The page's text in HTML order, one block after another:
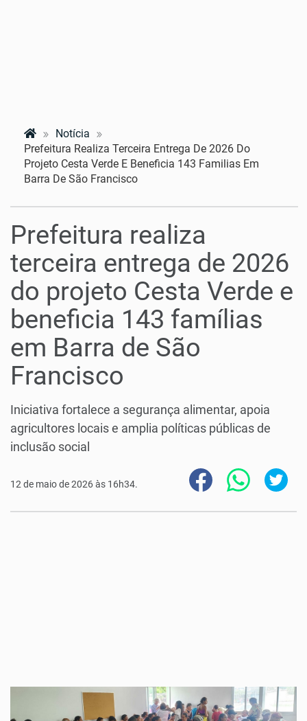
Notícia
Prefeitura Realiza Terceira Entrega De 2026 Do
Projeto Cesta Verde E Beneficia 143 Familias Em
Barra De São Francisco
Prefeitura realiza
terceira entrega de 2026
do projeto Cesta Verde e
beneficia 143 famílias
em Barra de São
Francisco
Iniciativa fortalece a segurança alimentar, apoia
agricultores locais e amplia políticas públicas de
inclusão social
12 de maio de 2026 às 16h34.